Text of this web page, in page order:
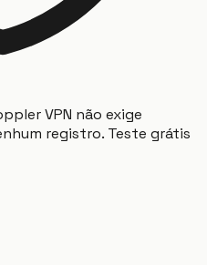
VPN não exige
registro. Teste grátis